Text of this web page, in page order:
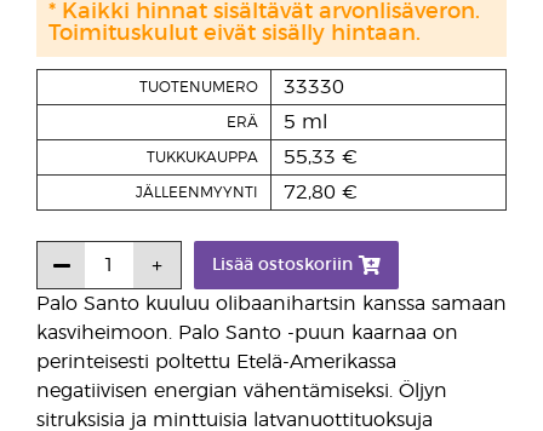
Palo Santo kuuluu olibaanihartsin kanssa samaan
kasviheimoon. Palo Santo -puun kaarnaa on
perinteisesti poltettu Etelä-Amerikassa
negatiivisen energian vähentämiseksi. Öljyn
sitruksisia ja minttuisia latvanuottituoksuja
TUOTENUMERO 33330
ERÄ 5 ml
TUKKUKAUPPA 55,33 €
JÄLLEENMYYNTI 72,80 €
Lisää ostoskoriin
* Kaikki hinnat sisältävät arvonlisäveron.
Toimituskulut eivät sisälly hintaan.